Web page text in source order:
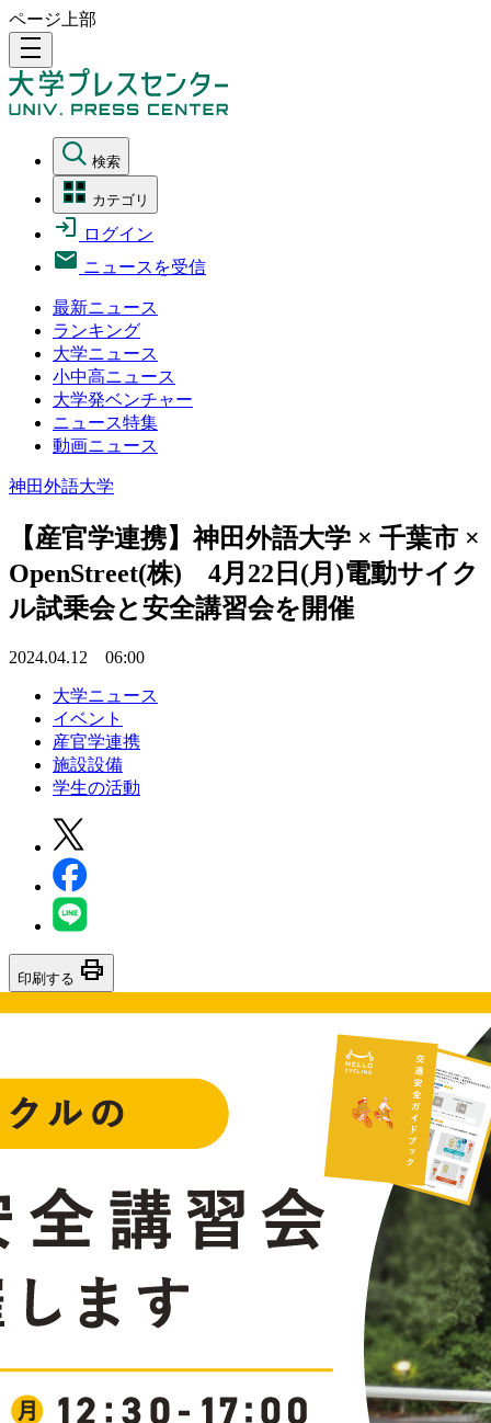
ページ上部
density_medium
検索
カテゴリ
ログイン
ニュースを受信
最新ニュース
ランキング
大学ニュース
小中高ニュース
大学発ベンチャー
ニュース特集
動画ニュース
神田外語大学
【産官学連携】神田外語大学 × 千葉市 ×
OpenStreet(株) 4月22日(月)電動サイク
ル試乗会と安全講習会を開催
2024.04.12 06:00
大学ニュース
イベント
産官学連携
施設設備
学生の活動
印刷する print